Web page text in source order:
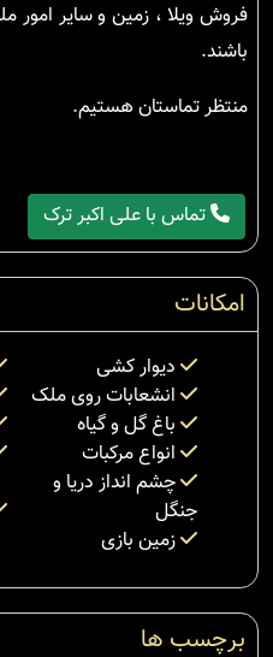
فروش ویلا ، زمین و سایر امور
باشند.
منتظر تماستان هستیم.
تماس با علی اکبر ترک
امکانات
دیوار کشی
انشعابات روی ملک
باغ گل و گیاه
انواع مرکبات
چشم انداز دریا و
جنگل
زمین بازی
برچسب ها